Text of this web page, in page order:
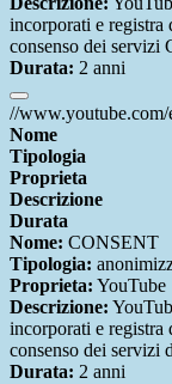
incorporati e
consenso dei servizi
Durata: 2 anni
//
Nome
Tipologia
Proprieta
Descrizione
Durata
Nome: CONSENT
Tipologia:
Proprieta: YouTube
Descrizione:
incorporati e
consenso dei servizi
Durata: 2 anni